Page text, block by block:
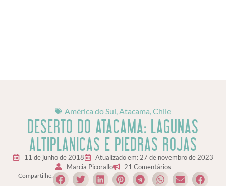
América do Sul Atacama Chile
DESERTO DO ATACAMA: LAGUNAS
ALTIPLANICAS E PIEDRAS ROJAS
11 de junho de 2018
Atualizado em: 27 de novembro de 2023
Marcia Picorallo
21 Comentários
Compartilhe: